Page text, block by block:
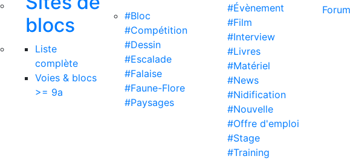
blocs
Liste
complète
Voies & blocs
>= 9a
#Bloc
#Compétition
#Dessin
#Escalade
#Falaise
#Faune-Flore
#Paysages
#Évènement
#Film
#Interview
#Livres
#Matériel
#News
#Nidification
#Nouvelle
#Offre d'emploi
#Stage
#Training
Forum